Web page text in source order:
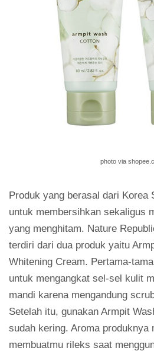
photo via
Produk yang berasal dari Korea
untuk membersihkan sekaligus
yang menghitam. Nature
terdiri dari dua produk yaitu
Whitening Cream. Pertama-
untuk mengangkat sel-sel kulit
mandi karena mengandung
Setelah itu, gunakan Armpit
sudah kering. Aroma produknya
membuatmu rileks saat